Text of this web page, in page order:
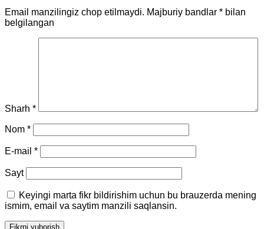
Email manzilingiz chop etilmaydi. Majburiy bandlar * bilan
belgilangan
Sharh *
Nom *
E-mail *
Sayt
Keyingi marta fikr bildirishim uchun bu brauzerda mening
ismim, email va saytim manzili saqlansin.